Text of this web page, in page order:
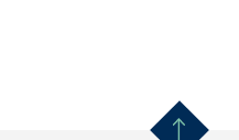
Remonter